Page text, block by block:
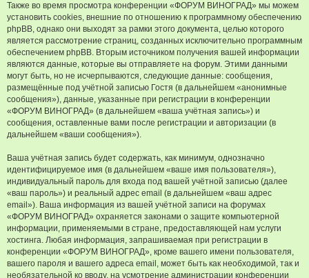
Также во время просмотра конференции «ФОРУМ ВИНОГРАД» мы можем
установить cookies, внешние по отношению к программному обеспечению
phpBB, однако они выходят за рамки этого документа, целью которого
является рассмотрение страниц, созданных исключительно программным
обеспечением phpBB. Вторым источником получения вашей информации
являются данные, которые вы отправляете на форум. Этими данными
могут быть, но не исчерпываются, следующие данные: сообщения,
размещённые под учётной записью Гостя (в дальнейшем «анонимные
сообщения»), данные, указанные при регистрации в конференции
«ФОРУМ ВИНОГРАД» (в дальнейшем «ваша учётная запись») и
сообщения, оставленные вами после регистрации и авторизации (в
дальнейшем «ваши сообщения»).
Ваша учётная запись будет содержать, как минимум, однозначно
идентифицируемое имя (в дальнейшем «ваше имя пользователя»),
индивидуальный пароль для входа под вашей учётной записью (далее
«ваш пароль») и реальный адрес email (в дальнейшем «ваш адрес
email»). Ваша информация из вашей учётной записи на форумах
«ФОРУМ ВИНОГРАД» охраняется законами о защите компьютерной
информации, применяемыми в стране, предоставляющей нам услуги
хостинга. Любая информация, запрашиваемая при регистрации в
конференции «ФОРУМ ВИНОГРАД», кроме вашего имени пользователя,
вашего пароля и вашего адреса email, может быть как необходимой, так и
необязательной ко вводу, на усмотрение администрации конференции